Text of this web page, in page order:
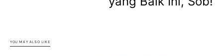
YOU MAY ALSO LIKE